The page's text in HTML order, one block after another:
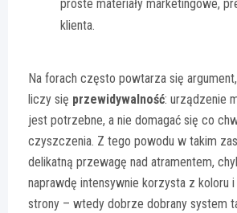
proste materiały marketingowe,
klienta.
Na forach często powtarza się
liczy się przewidywalność: urządzenie
jest potrzebne, a nie domagać się co
czyszczenia. Z tego powodu w takim
delikatną przewagę nad atramentem,
naprawdę intensywnie korzysta z koloru
strony – wtedy dobrze dobrany system